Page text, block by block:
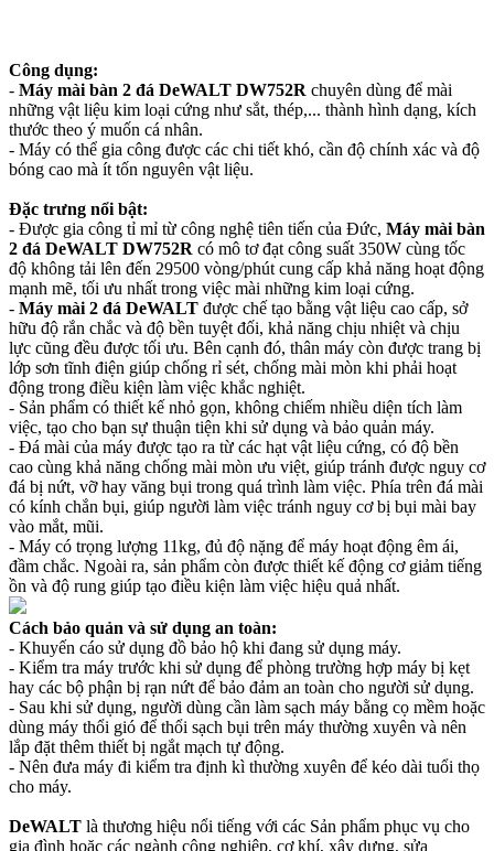
Công dụng:
- Máy mài bàn 2 đá DeWALT DW752R chuyên dùng để mài
những vật liệu kim loại cứng như sắt, thép,... thành hình dạng, kích
thước theo ý muốn cá nhân.
- Máy có thể gia công được các chi tiết khó, cần độ chính xác và độ
bóng cao mà ít tốn nguyên vật liệu.
Đặc trưng nổi bật:
- Được gia công tỉ mỉ từ công nghệ tiên tiến của Đức, Máy mài bàn
2 đá DeWALT DW752R có mô tơ đạt công suất 350W cùng tốc
độ không tải lên đến 29500 vòng/phút cung cấp khả năng hoạt động
mạnh mẽ, tối ưu nhất trong việc mài những kim loại cứng.
- Máy mài 2 đá DeWALT được chế tạo bằng vật liệu cao cấp, sở
hữu độ rắn chắc và độ bền tuyệt đối, khả năng chịu nhiệt và chịu
lực cũng đều được tối ưu. Bên cạnh đó, thân máy còn được trang bị
lớp sơn tĩnh điện giúp chống rỉ sét, chống mài mòn khi phải hoạt
động trong điều kiện làm việc khắc nghiệt.
- Sản phẩm có thiết kế nhỏ gọn, không chiếm nhiều diện tích làm
việc, tạo cho bạn sự thuận tiện khi sử dụng và bảo quản máy.
- Đá mài của máy được tạo ra từ các hạt vật liệu cứng, có độ bền
cao cùng khả năng chống mài mòn ưu việt, giúp tránh được nguy cơ
đá bị nứt, vỡ hay văng bụi trong quá trình làm việc. Phía trên đá mài
có kính chắn bụi, giúp người làm việc tránh nguy cơ bị bụi mài bay
vào mắt, mũi.
- Máy có trọng lượng 11kg, đủ độ nặng để máy hoạt động êm ái,
đầm chắc. Ngoài ra, sản phẩm còn được thiết kế động cơ giảm tiếng
ồn và độ rung giúp tạo điều kiện làm việc hiệu quả nhất.
Cách bảo quản và sử dụng an toàn:
- Khuyến cáo sử dụng đồ bảo hộ khi đang sử dụng máy.
- Kiểm tra máy trước khi sử dụng để phòng trường hợp máy bị kẹt
hay các bộ phận bị rạn nứt để bảo đảm an toàn cho người sử dụng.
- Sau khi sử dụng, người dùng cần làm sạch máy bằng cọ mềm hoặc
dùng máy thổi gió để thổi sạch bụi trên máy thường xuyên và nên
lắp đặt thêm thiết bị ngắt mạch tự động.
- Nên đưa máy đi kiểm tra định kì thường xuyên để kéo dài tuổi thọ
cho máy.
DeWALT là thương hiệu nổi tiếng với các Sản phẩm phục vụ cho
gia đình hoặc các ngành công nghiệp, cơ khí, xây dựng, sửa